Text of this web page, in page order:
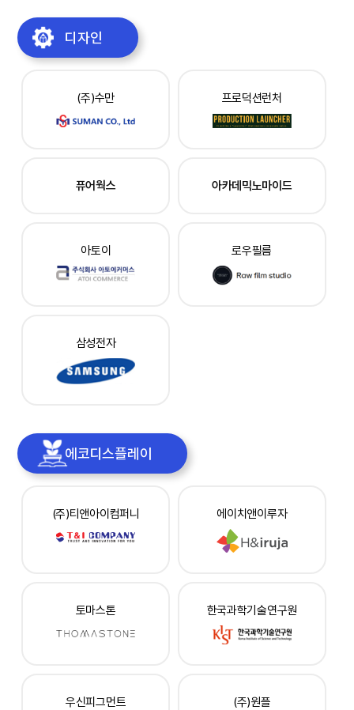
디자인
(주)수만 프로덕션런처
퓨어웍스 아카데믹노마이드
아토이 로우필름
삼성전자
에코디스플레이
(주)티앤아이컴퍼니 에이치앤이루자
토마스톤 한국과학기술연구원
우신피그먼트 (주)원플